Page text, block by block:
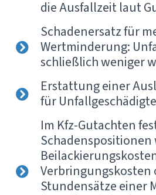
die Ausfallzeit laut
Schadenersatz für
Wertminderung:
schließlich weniger
Erstattung einer
für
Im Kfz-Gutachten
Schadenspositionen
Verbringungskosten
Stundensätze einer